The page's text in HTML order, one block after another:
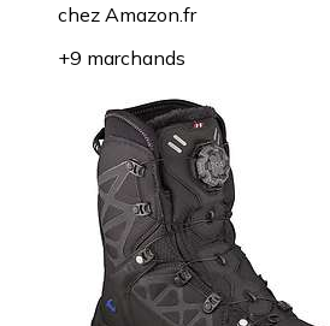
chez Amazon.fr
+9 marchands